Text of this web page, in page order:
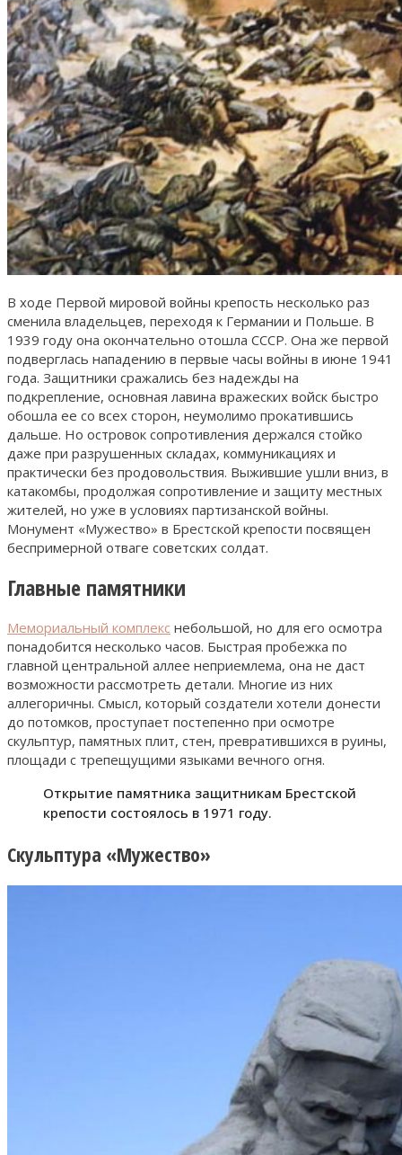
В ходе Первой мировой войны крепость несколько раз
сменила владельцев, переходя к Германии и Польше. В
1939 году она окончательно отошла СССР. Она же первой
подверглась нападению в первые часы войны в июне 1941
года. Защитники сражались без надежды на
подкрепление, основная лавина вражеских войск быстро
обошла ее со всех сторон, неумолимо прокатившись
дальше. Но островок сопротивления держался стойко
даже при разрушенных складах, коммуникациях и
практически без продовольствия. Выжившие ушли вниз, в
катакомбы, продолжая сопротивление и защиту местных
жителей, но уже в условиях партизанской войны.
Монумент «Мужество» в Брестской крепости посвящен
беспримерной отваге советских солдат.
Главные памятники
Мемориальный комплекс небольшой, но для его осмотра
понадобится несколько часов. Быстрая пробежка по
главной центральной аллее неприемлема, она не даст
возможности рассмотреть детали. Многие из них
аллегоричны. Смысл, который создатели хотели донести
до потомков, проступает постепенно при осмотре
скульптур, памятных плит, стен, превратившихся в руины,
площади с трепещущими языками вечного огня.
Открытие памятника защитникам Брестской
крепости состоялось в 1971 году.
Скульптура «Мужество»